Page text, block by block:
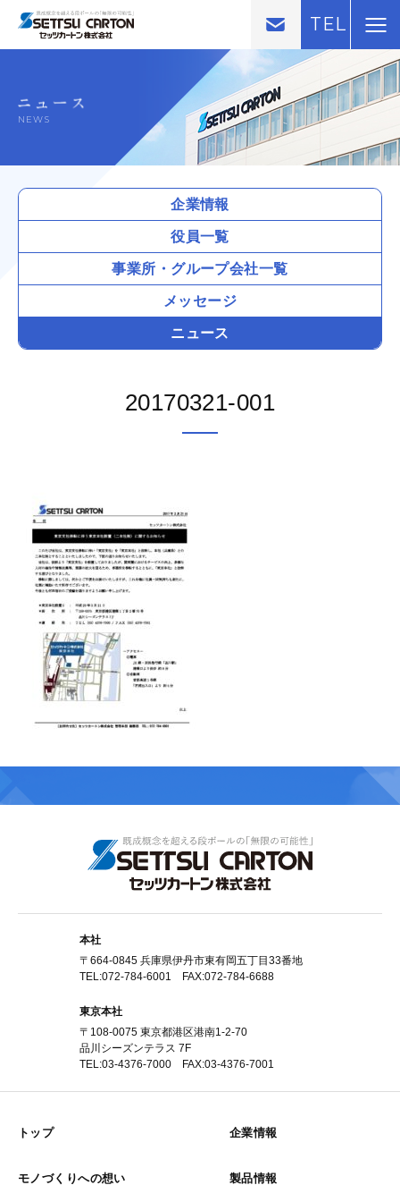
TEL
NEWS
企業情報
役員一覧
事業所・ グループ会社一覧
メッセージ
ニュース
20170321-001
本社
〒664-0845 兵庫県伊丹市東有岡五丁目33番地
TEL:072-784-6001 FAX:072-784-6688
東京本社
〒108-0075 東京都港区港南1-2-70
品川シーズンテラス 7F
TEL:03-4376-7000 FAX:03-4376-7001
トップ 企業情報
モノづくりへの想い 製品情報